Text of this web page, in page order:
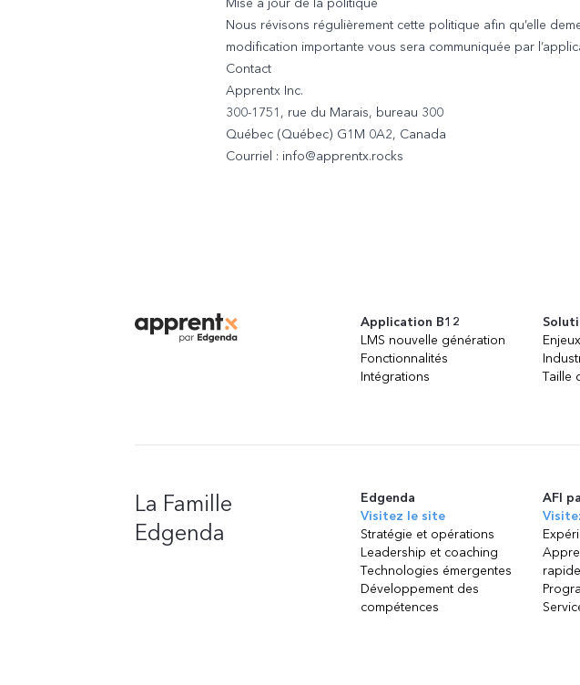
Mise à jour de la politique
Nous révisons régulièrement cette politique afin qu’elle
modification importante vous sera communiquée par
Contact
Apprentx Inc.
300-1751, rue du Marais, bureau 300
Québec (Québec) G1M 0A2, Canada
Courriel : info@apprentx.rocks
Application B12
LMS nouvelle génération
Fonctionnalités
Intégrations
Taille
La Famille
Edgenda
Edgenda
Visitez le site
Stratégie et opérations
Leadership et coaching
Technologies émergentes
Développement des
compétences
AFI